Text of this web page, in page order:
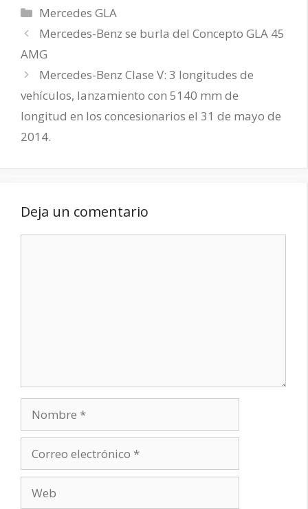
Categorías
Mercedes GLA
Mercedes-Benz se burla del Concepto GLA 45
AMG
Mercedes-Benz Clase V: 3 longitudes de
vehículos, lanzamiento con 5140 mm de
longitud en los concesionarios el 31 de mayo de
2014.
Deja un comentario
electrónico